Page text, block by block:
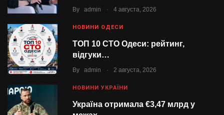
By admin . 4 августа, 2026
НОВИНИ ОДЕСИ
ТОП 10 СТО Одеси: рейтинг,
відгуки…
By admin . 2 августа, 2026
НОВИНИ УКРАЇНИ
Україна отримала €3,47 млрд у